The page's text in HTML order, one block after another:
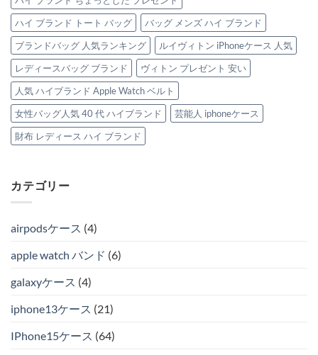
ハイ ブランド トート バッグ
バッグ メンズ ハイ ブランド
ブランドバッグ 人気ランキング
ルイヴィトン iPhoneケース 人気
レディースバッグ ブランド
ヴィトン プレゼント 安い
人気 ハイブランド Apple Watch ベルト
女性バッグ人気 40 代 ハイブランド
芸能人 iphoneケース
財布 レディース ハイ ブランド
カテゴリー
airpodsケース (4)
apple watch バンド (6)
galaxyケース (4)
iphone13ケース (21)
IPhone15ケース (64)